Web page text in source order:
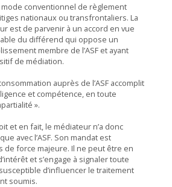
conventionnel de règlement
nationaux ou transfrontaliers. La
est de parvenir à un accord en vue
du différend qui oppose un
membre de l’ASF et ayant
de médiation.
auprès de l’ASF accomplit
et compétence, en toute
».
et en fait, le médiateur n’a donc
avec l’ASF. Son mandat est
de force majeure. Il ne peut être en
et s’engage à signaler toute
d’influencer le traitement
soumis.